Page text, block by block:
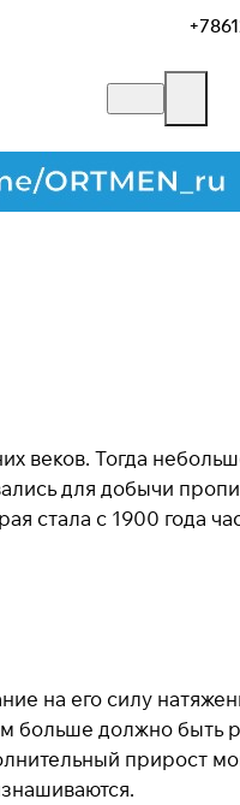
веков. Тогда
для добычи
стала с 1900 года
на его силу
больше должно быть
прирост